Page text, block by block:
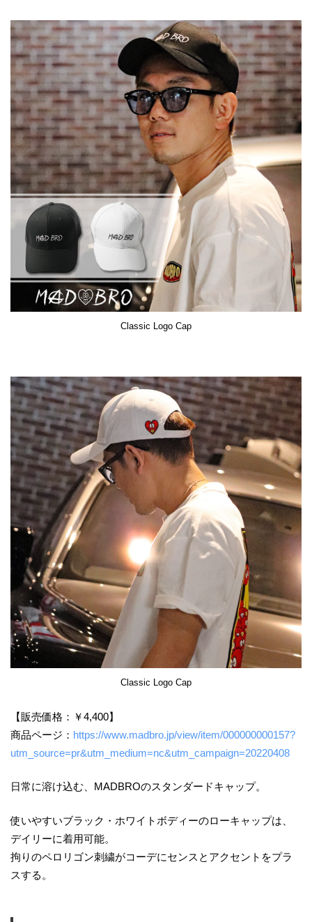
Classic Logo Cap
Classic Logo Cap
【販売価格：￥4,400】
商品ページ： https://www.madbro.jp/view/item/000000000157?
utm_source=pr&utm_medium=nc&utm_campaign=20220408
日常に溶け込む、MADBROのスタンダードキャップ。
使いやすいブラック・ホワイトボディーのローキャップは、
デイリーに着用可能。
拘りのペロリゴン刺繍がコーデにセンスとアクセントをプラ
スする。